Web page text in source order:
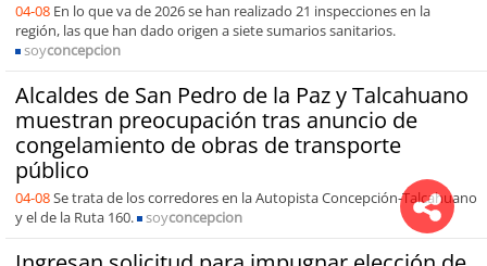
04-08 En lo que va de 2026 se han realizado 21 inspecciones en la
región, las que han dado origen a siete sumarios sanitarios.
soyconcepcion
Alcaldes de San Pedro de la Paz y Talcahuano
muestran preocupación tras anuncio de
congelamiento de obras de transporte
público
04-08Se trata de los corredores en la Autopista Concepción-Talcahuano
y el de la Ruta 160.
soyconcepcion